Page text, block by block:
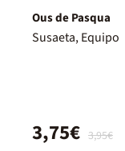
Ous de Pasqua
Susaeta, Equipo
3,95€
3,75€